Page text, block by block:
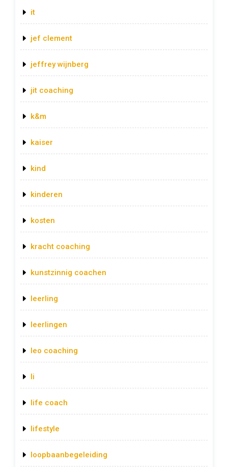
it
jef clement
jeffrey wijnberg
jit coaching
k&m
kaiser
kind
kinderen
kosten
kracht coaching
kunstzinnig coachen
leerling
leerlingen
leo coaching
li
life coach
lifestyle
loopbaanbegeleiding